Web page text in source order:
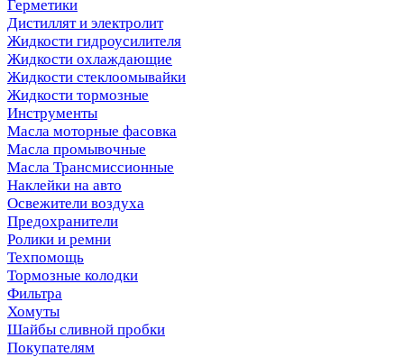
Герметики
Дистиллят и электролит
Жидкости гидроусилителя
Жидкости охлаждающие
Жидкости стеклоомывайки
Жидкости тормозные
Инструменты
Масла моторные фасовка
Масла промывочные
Масла Трансмиссионные
Наклейки на авто
Освежители воздуха
Предохранители
Ролики и ремни
Техпомощь
Тормозные колодки
Фильтра
Хомуты
Шайбы сливной пробки
Покупателям